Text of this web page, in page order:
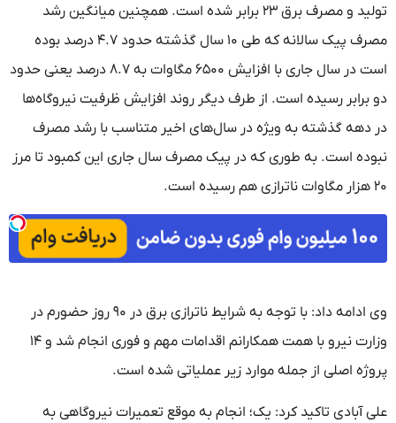
تولید و مصرف برق ۲۳ برابر شده است. همچنین میانگین رشد
مصرف پیک سالانه که طی ۱۰ سال گذشته حدود ۴.۷ درصد بوده
است در سال جاری با افزایش ۶۵۰۰ مگاوات به ۸.۷ درصد یعنی حدود
دو برابر رسیده است. از طرف دیگر روند افزایش ظرفیت نیروگاه‌ها
در دهه گذشته به ویژه در سال‌های اخیر متناسب با رشد مصرف
نبوده است. به طوری که در پیک مصرف سال جاری این کمبود تا مرز
۲۰ هزار مگاوات ناترازی هم رسیده است.
وی ادامه داد: با توجه به شرایط ناترازی برق در ۹۰ روز حضورم در
وزارت نیرو با همت همکارانم اقدامات مهم و فوری انجام شد و ۱۴
پروژه اصلی از جمله موارد زیر عملیاتی شده است.
علی آبادی تاکید کرد: یک؛ انجام به موقع تعمیرات نیروگاهی به